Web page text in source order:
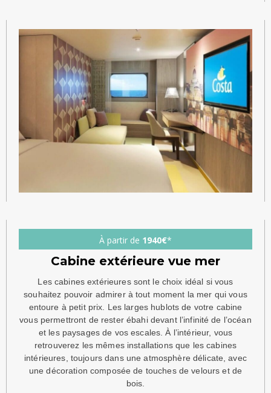
À partir de 1940€*
Cabine extérieure vue mer
Les cabines extérieures sont le choix idéal si vous
souhaitez pouvoir admirer à tout moment la mer qui vous
entoure à petit prix. Les larges hublots de votre cabine
vous permettront de rester ébahi devant l’infinité de l’océan
et les paysages de vos escales. À l’intérieur, vous
retrouverez les mêmes installations que les cabines
intérieures, toujours dans une atmosphère délicate, avec
une décoration composée de touches de velours et de
bois.